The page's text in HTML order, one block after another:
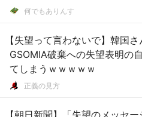
何でもありんす
【失望って言わないで】韓国
GSOMIA破棄への失望表明の
てしまうｗｗｗｗｗ
正義の見方
【朝日新聞】「失望のメッセ